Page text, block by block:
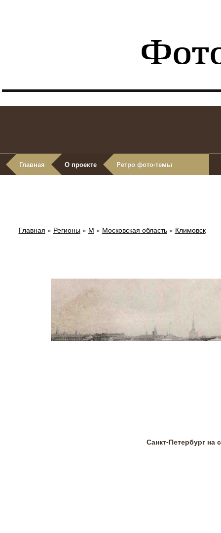
Главная О проекте Ретро фото-темы
Главная » Регионы» М » Московская область» Климовск
Санкт-Петербург на